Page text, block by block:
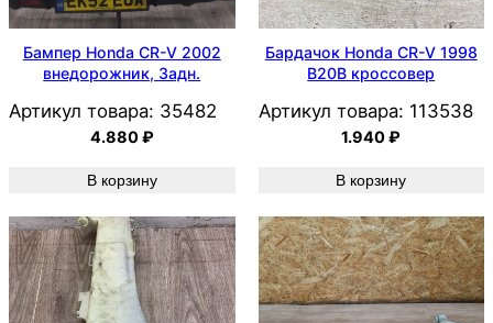
Бампер Honda CR-V 2002
внедорожник, Задн.
Артикул товара: 35482
4.880₽
В корзину
Бардачок Honda CR-V 1998
B20B кроссовер
Артикул товара: 113538
1.940₽
В корзину